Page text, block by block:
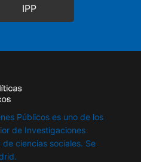
IPP
Públicos es uno de los
de Investigaciones
ciencias sociales. Se